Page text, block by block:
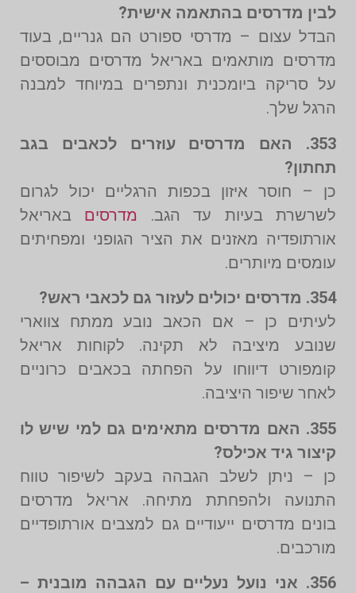
לבין מדרסים בהתאמה אישית?
הבדל עצום – מדרסי ספורט הם גנריים, בעוד
מדרסים מותאמים באריאל מדרסים מבוססים
על סריקה ביומכנית ונתפרים במיוחד למבנה
הרגל שלך.
353. האם מדרסים עוזרים לכאבים בגב
תחתון?
כן – חוסר איזון בכפות הרגליים יכול לגרום
לשרשרת בעיות עד הגב. מדרסים באריאל
אורתופדיה מאזנים את הציר הגופני ומפחיתים
עומסים מיותרים.
354. מדרסים יכולים לעזור גם לכאבי ראש?
לעיתים כן – אם הכאב נובע ממתח צווארי
שנובע מיציבה לא תקינה. לקוחות אריאל
קומפורט דיווחו על הפחתה בכאבים כרוניים
לאחר שיפור היציבה.
355. האם מדרסים מתאימים גם למי שיש לו
קיצור גיד אכילס?
כן – ניתן לשלב הגבהה בעקב לשיפור טווח
התנועה ולהפחתת מתיחה. אריאל מדרסים
בונים מדרסים ייעודיים גם למצבים אורתופדיים
מורכבים.
356. אני נועל נעליים עם הגבהה מובנית –